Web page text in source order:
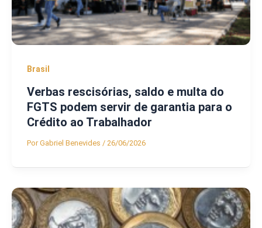
Brasil
Verbas rescisórias, saldo e multa do
FGTS podem servir de garantia para o
Crédito ao Trabalhador
PorGabriel Benevides / 26/06/2026